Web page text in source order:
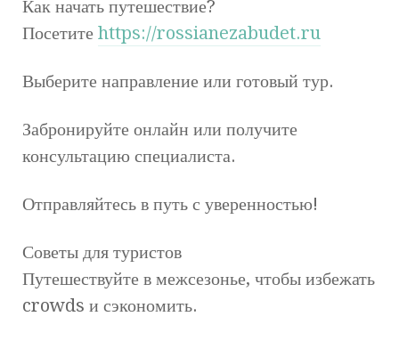
Как начать путешествие?
Посетите https://rossianezabudet.ru
Выберите направление или готовый тур.
Забронируйте онлайн или получите
консультацию специалиста.
Отправляйтесь в путь с уверенностью!
Советы для туристов
Путешествуйте в межсезонье, чтобы избежать
crowds и сэкономить.